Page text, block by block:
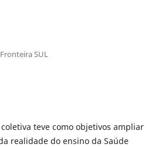
SUL
teve como objetivos ampliar
realidade do ensino da Saúde